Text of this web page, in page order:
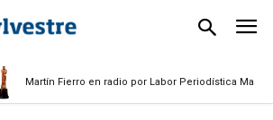
Martín Fierro en radio por Labor Periodística Masculina